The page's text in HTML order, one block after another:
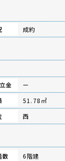
成約
金
ー
51.78㎡
西
数 6階建